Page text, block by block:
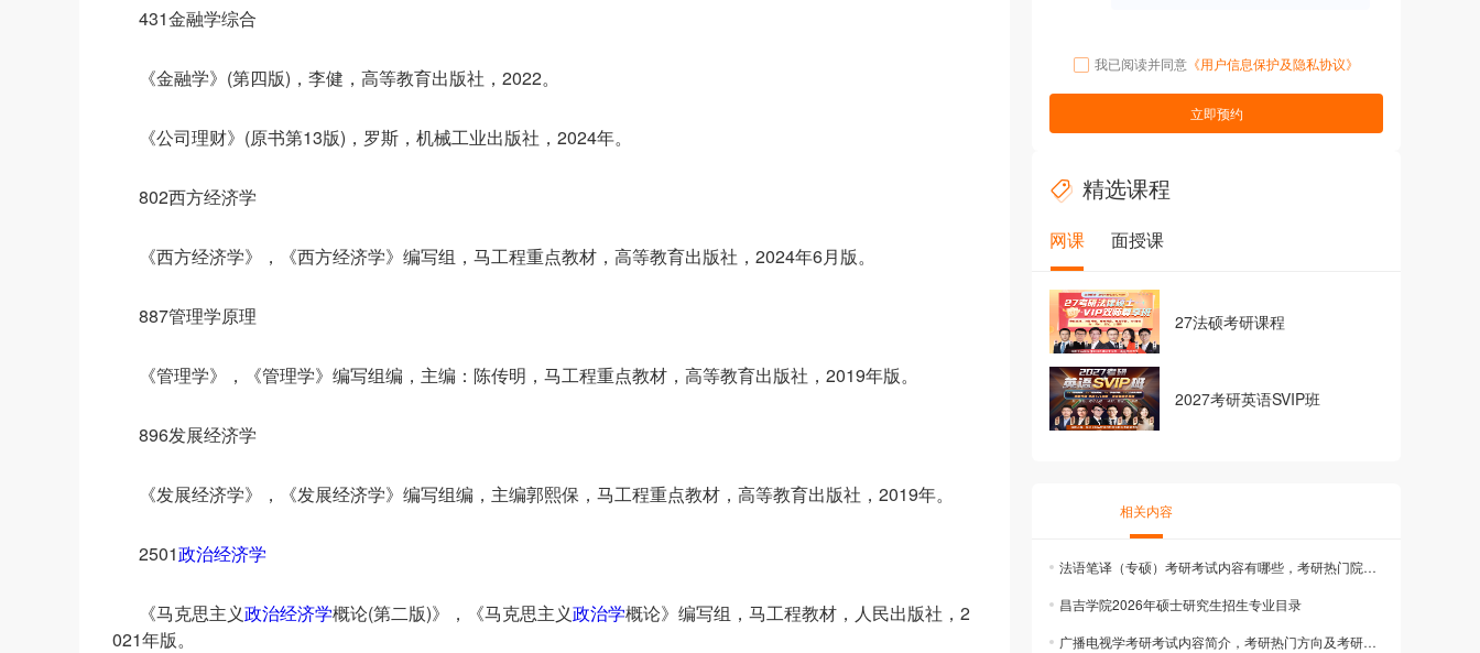
431金融学综合
《金融学》(第四版)，李健，高等教育出版社，2022。
《公司理财》(原书第13版)，罗斯，机械工业出版社，2024年。
802西方经济学
《西方经济学》，《西方经济学》编写组，马工程重点教材，高等教育出版社，2024年6月版。
887管理学原理
《管理学》，《管理学》编写组编，主编：陈传明，马工程重点教材，高等教育出版社，2019年版。
896发展经济学
《发展经济学》，《发展经济学》编写组编，主编郭熙保，马工程重点教材，高等教育出版社，2019年。
2501政治经济学
《马克思主义政治经济学概论(第二版)》，《马克思主义政治学概论》编写组，马工程教材，人民出版社，2
021年版。
我已阅读并同意 《用户信息保护及隐私协议》
立即预约
精选课程
网课 面授课
27法硕考研课程
2027考研英语SVIP班
相关内容
法语笔译（专硕）考研考试内容有哪些，考研热门院校及考研培训老师推荐
昌吉学院2026年硕士研究生招生专业目录
广播电视学考研考试内容简介，考研热门方向及考研培训课程推荐